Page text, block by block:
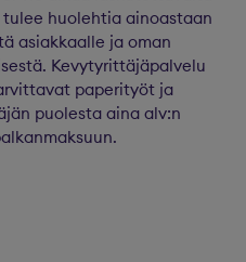
huolehtia ainoastaan
asiakkaalle ja oman
Kevytyrittäjäpalvelu
paperityöt ja
puolesta aina alv:n